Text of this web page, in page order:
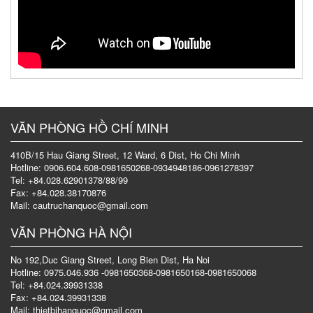
VĂN PHÒNG HỒ CHÍ MINH
410B/15 Hau Giang Street, 12 Ward, 6 Dist, Ho Chi Minh
Hotline: 0906.604.608-0981650268-0934948186-0961278397
Tel: +84.028.62901378/88/99
Fax: +84.028.38170876
Mail: cautruchanquoc@gmail.com
VĂN PHÒNG HÀ NỘI
No 192,Duc Giang Street, Long Bien Dist, Ha Noi
Hotline: 0975.046.936 -0981650368-0981650168-0981650068
Tel: +84.024.39931338
Fax: +84.024.39931338
Mail: thietbihanquoc@gmail.com